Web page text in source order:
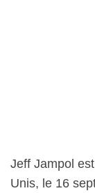
Jeff Jampol
Unis, le 16